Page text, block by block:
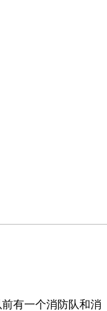
有一个消防队和消